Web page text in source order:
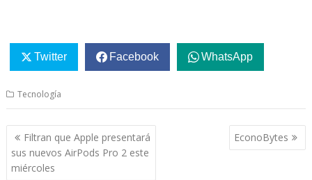
Twitter Facebook WhatsApp
Tecnología
Navegación
de
entradas
Filtran que Apple presentará
sus nuevos AirPods Pro 2 este
miércoles
EconoBytes